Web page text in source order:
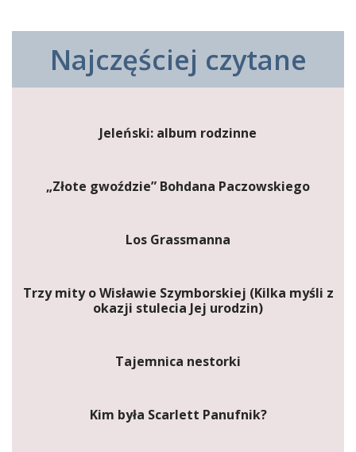
Najczęściej czytane
Jeleński: album rodzinne
„Złote gwoździe” Bohdana Paczowskiego
Los Grassmanna
Trzy mity o Wisławie Szymborskiej (Kilka myśli z
okazji stulecia Jej urodzin)
Tajemnica nestorki
Kim była Scarlett Panufnik?